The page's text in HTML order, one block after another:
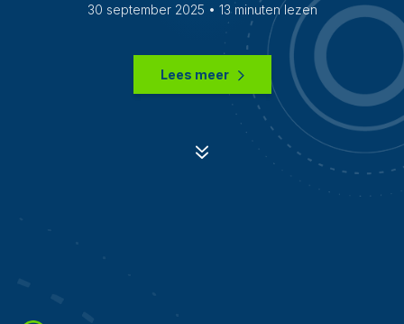
30 september 2025 • 13 minuten lezen
Lees meer
7